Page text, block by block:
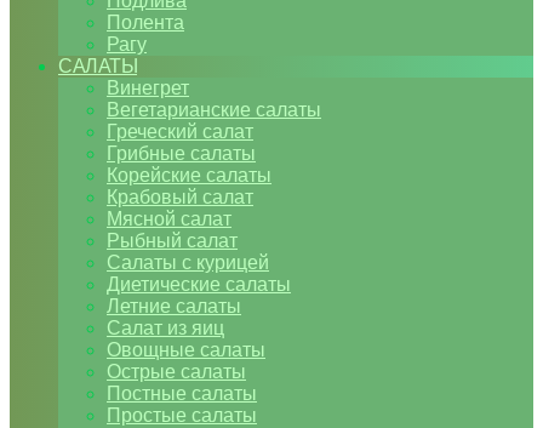
Полента
Рагу
САЛАТЫ
Винегрет
Вегетарианские салаты
Греческий салат
Грибные салаты
Корейские салаты
Крабовый салат
Мясной салат
Рыбный салат
Салаты с курицей
Диетические салаты
Летние салаты
Салат из яиц
Овощные салаты
Острые салаты
Постные салаты
Простые салаты